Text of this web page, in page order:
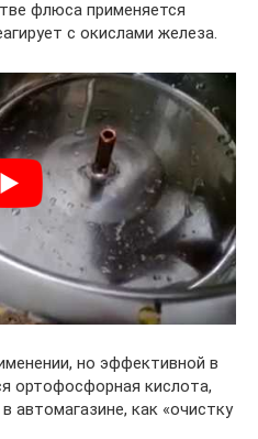
флюса применяется
с окислами железа.
но эффективной в
ортофосфорная кислота,
автомагазине, как «очистку